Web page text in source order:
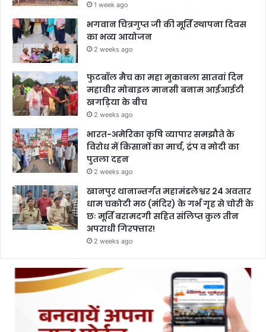
1 week ago
भगवान चित्रगुप्त जी की मूर्ति स्थापना दिवस
का भव्य आयोजन
2 weeks ago
फुटबॉल मैच का महा मुकाबला सातवां दिन
महावीर मोबाइल मानसी बनाम आईआईटी
खगड़िया के बीच
2 weeks ago
भारत-अमेरिका कृषि व्यापार समझौते के
विरोध में किसानों का मार्च, ट्रंप व मोदी का
पुतला दहन
2 weeks ago
खानपुर थानान्तर्गत महामंडलेश्वर 24 अवतार
धाम चकोटी मठ (मंदिर) के गर्भ गृह से चोरी के
छः मूर्ति बरामदगी सहित संलिप्त कुल तीन
अपराधी गिरफ्तार!
2 weeks ago